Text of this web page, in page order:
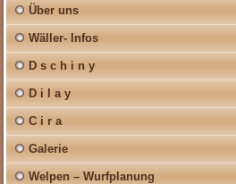
Über uns
Wäller- Infos
D s c h i n y
D i l a y
C i r a
Galerie
Welpen – Wurfplanung